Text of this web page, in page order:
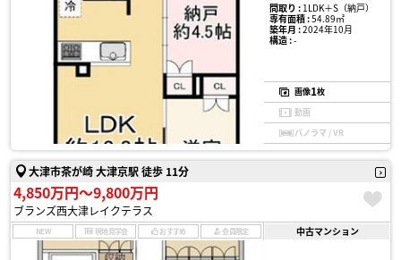
間取り :1LDK＋S（納戸）
専有面積 :54.89㎡
築年月 :2024年10月
構造 :-
画像1枚
動画
パノラマ / VR
大津市茶が崎 大津京駅 徒歩 11分
4,850万円〜9,800万円
ブランズ西大津レイクテラス
NEW 現地見学会 おすすめ 会員限定 中古マンション